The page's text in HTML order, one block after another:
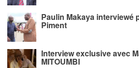
Paulin Makaya interviewé
Piment
Interview exclusive avec
MITOUMBI